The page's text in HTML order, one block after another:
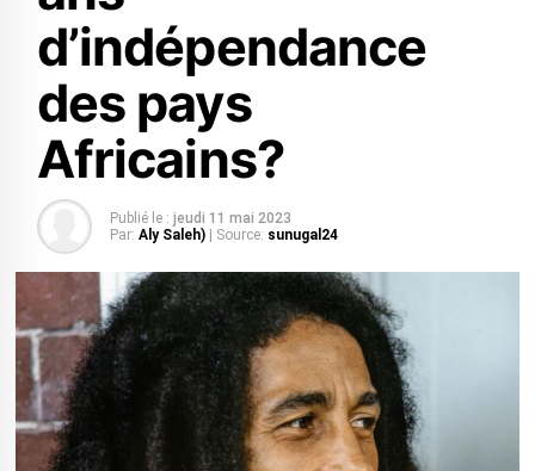
d’indépendance
des pays
Africains?
Publié le : jeudi 11 mai 2023
Par: Aly Saleh) | Source: sunugal24